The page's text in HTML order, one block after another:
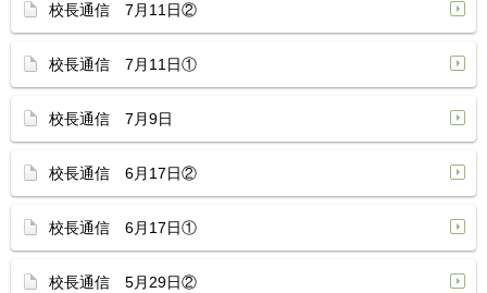
校長通信 7月11日②
校長通信 7月11日①
校長通信 7月9日
校長通信 6月17日②
校長通信 6月17日①
校長通信 5月29日②